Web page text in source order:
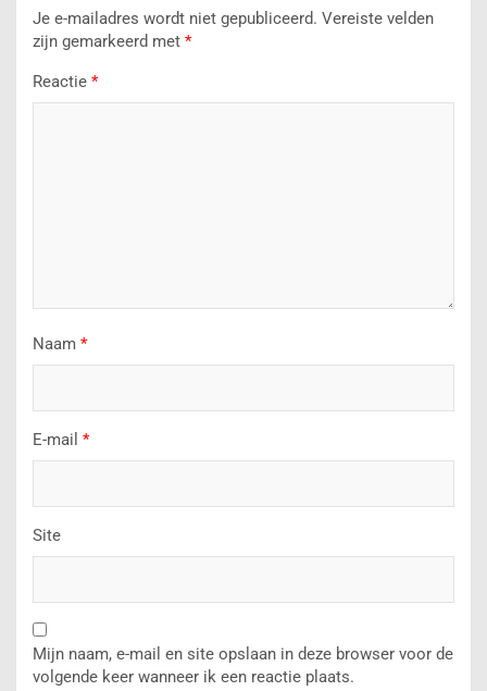
Je e-mailadres wordt niet gepubliceerd. Vereiste velden
zijn gemarkeerd met *
Reactie *
Naam *
E-mail *
Site
Mijn naam, e-mail en site opslaan in deze browser voor de
volgende keer wanneer ik een reactie plaats.